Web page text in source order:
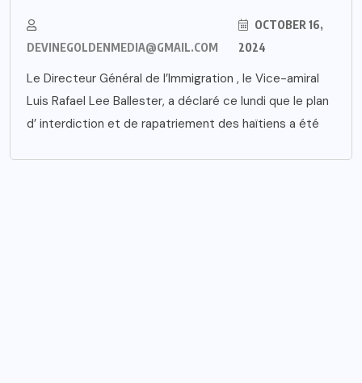
DEVINEGOLDENMEDIA@GMAIL.COM
OCTOBER 16,
2024
Le Directeur Général de l’Immigration , le Vice-amiral
Luis Rafael Lee Ballester, a déclaré ce lundi que le plan
d’ interdiction et de rapatriement des haïtiens a été